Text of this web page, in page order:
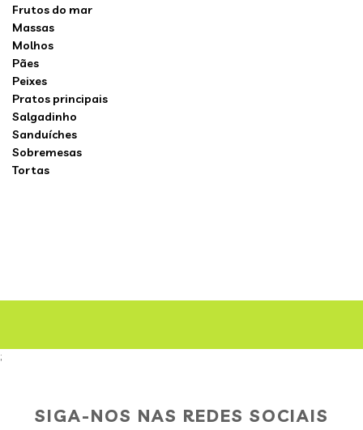
Frutos do mar
Massas
Molhos
Pães
Peixes
Pratos principais
Salgadinho
Sanduíches
Sobremesas
Tortas
;
SIGA-NOS NAS REDES SOCIAIS